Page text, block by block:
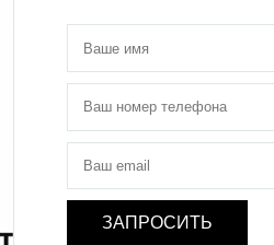
Имя
Телефон
Электронная почта